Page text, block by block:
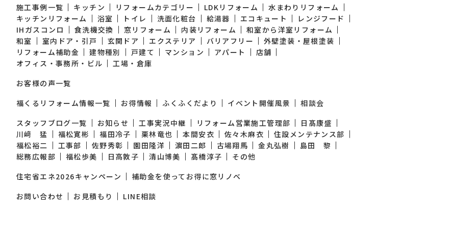
施工事例一覧 キッチン リフォームカテゴリー LDKリフォーム
水まわりリフォーム
キッチンリフォーム
浴室 トイレ 洗面化粧台 給湯器 エコキュート
レンジフード
IHガスコンロ
食洗機交換 窓リフォーム 内装リフォーム
和室から洋室リフォーム
和室
室内ドア・引戸 玄関ドア エクステリア バリアフリー
外壁塗装・屋根塗装
リフォーム補助金
建物種別 戸建て マンション アパート
店舗
オフィス・事務所・ビル
工場・倉庫
お客様の声一覧
福くるリフォーム情報一覧 お得情報 ふくふくだより イベント開催風景 相談会
スタッフブログ一覧 お知らせ 工事実況中継 リフォーム営業施工管理部
日髙康盛
川﨑 猛
福松寛彬 福田冷子 栗林竜也 本間安衣 佐々木麻衣
住設メンテナンス部
福松裕二
工事部 佐野秀彰 園田隆洋 濵田二郎 古場翔馬 金丸弘樹
島田 黎
総務広報部
福松歩美 日高敦子 清山博美 髙橋淳子 その他
住宅省エネ2026キャンペーン 補助金を使ってお得に窓リノベ
お問い合わせ お見積もり LINE相談